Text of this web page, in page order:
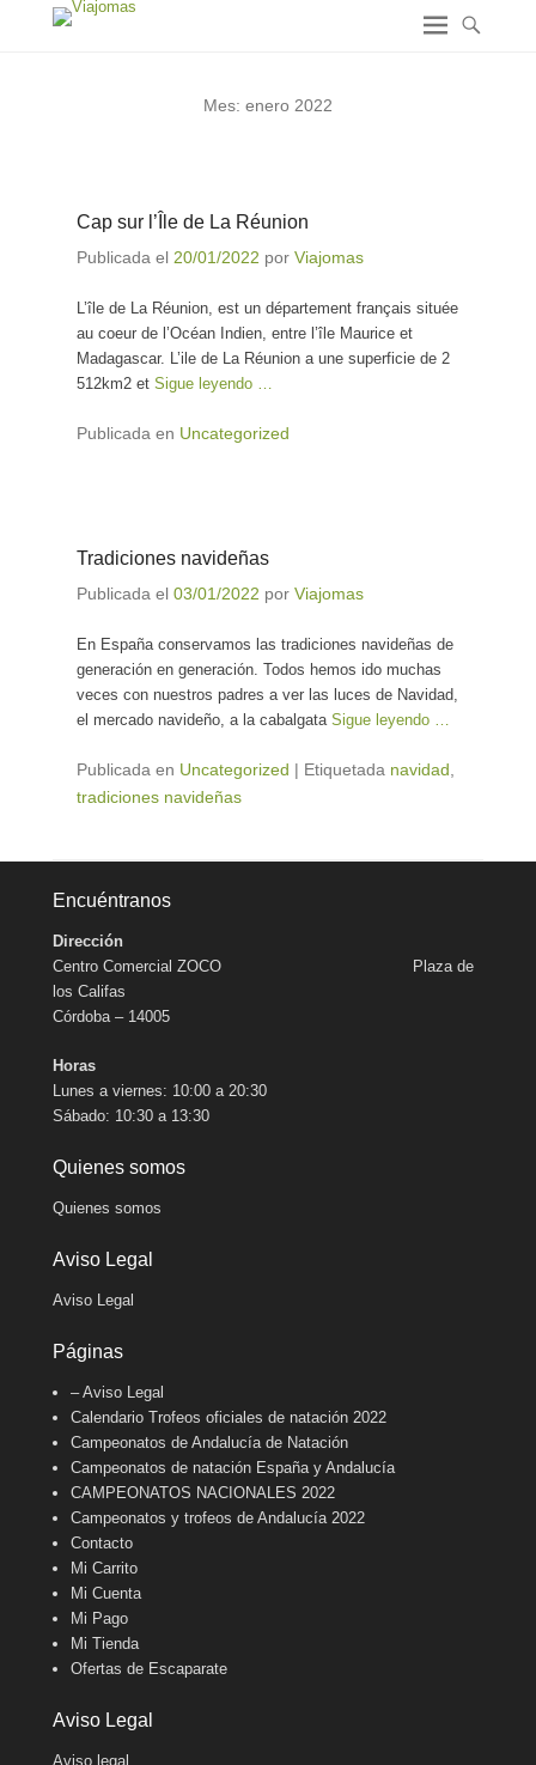
Mes: enero 2022
Cap sur l’Île de La Réunion
Publicada el 20/01/2022 por Viajomas
L’île de La Réunion, est un département français située
au coeur de l’Océan Indien, entre l’île Maurice et
Madagascar. L’ile de La Réunion a une superficie de 2
512km2 et Sigue leyendo …
Publicada en Uncategorized
Tradiciones navideñas
Publicada el 03/01/2022 por Viajomas
En España conservamos las tradiciones navideñas de
generación en generación. Todos hemos ido muchas
veces con nuestros padres a ver las luces de Navidad,
el mercado navideño, a la cabalgata Sigue leyendo …
Publicada en Uncategorized | Etiquetada navidad
tradiciones navideñas
Encuéntranos
Dirección
Centro Comercial ZOCO Plaza de
los Califas
Córdoba – 14005
Horas
Lunes a viernes: 10:00 a 20:30
Sábado: 10:30 a 13:30
Quienes somos
Quienes somos
Aviso Legal
Aviso Legal
Páginas
– Aviso Legal
Calendario Trofeos oficiales de natación 2022
Campeonatos de Andalucía de Natación
Campeonatos de natación España y Andalucía
CAMPEONATOS NACIONALES 2022
Campeonatos y trofeos de Andalucía 2022
Contacto
Mi Carrito
Mi Cuenta
Mi Pago
Mi Tienda
Ofertas de Escaparate
Aviso Legal
Aviso legal